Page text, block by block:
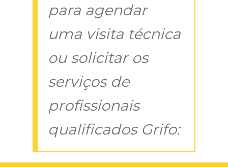
para agendar
uma visita técnica
ou solicitar os
serviços de
profissionais
qualificados Grifo: